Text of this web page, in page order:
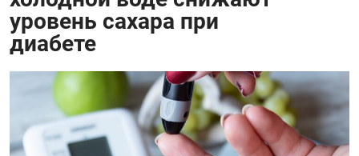
уровень сахара при
диабете